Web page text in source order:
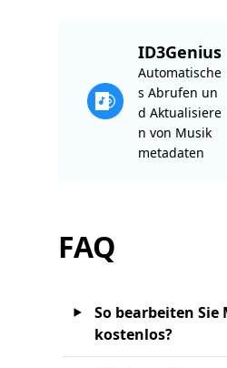
ID3Genius
Automatische
s Abrufen un
d Aktualisiere
n von Musik
metadaten
FAQ
So bearbeiten Sie
kostenlos?